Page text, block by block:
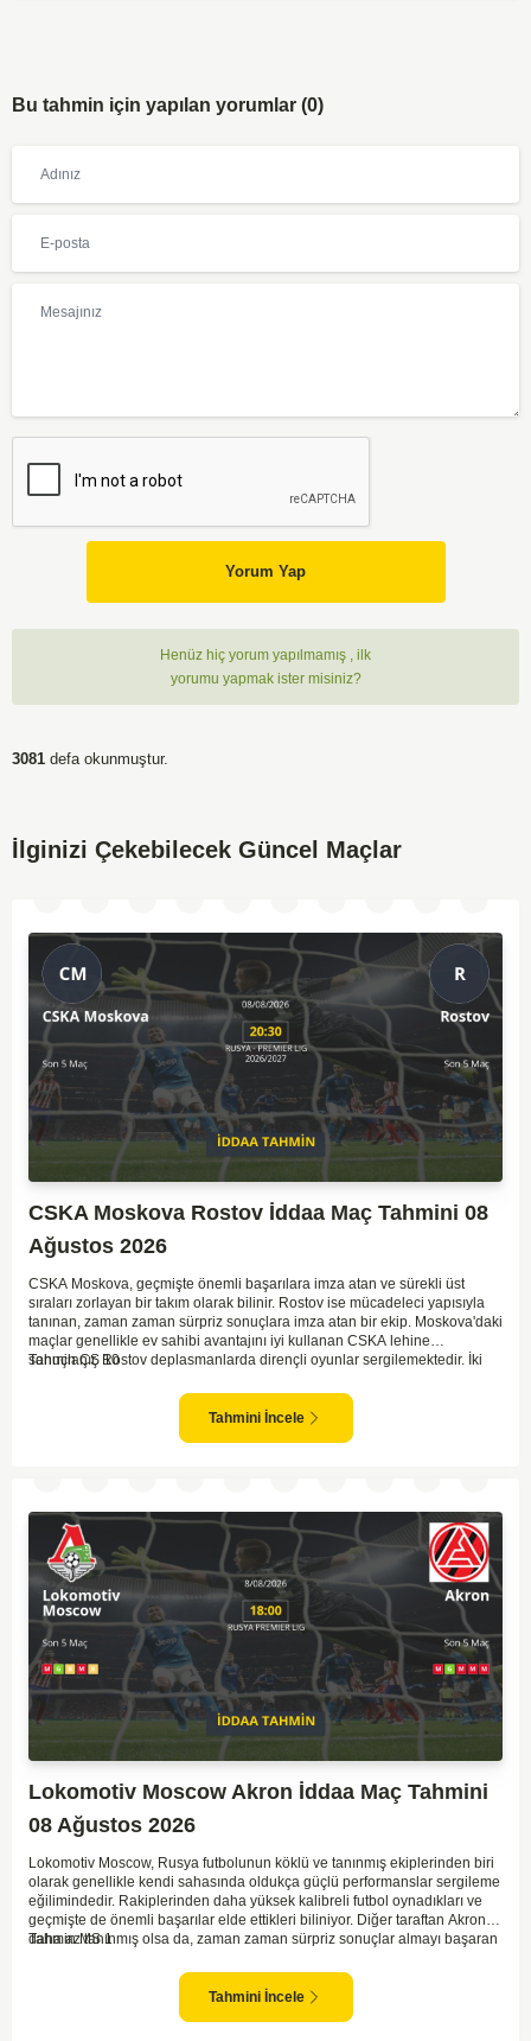
Bu tahmin için yapılan yorumlar (0)
Yorum Yap
Henüz hiç yorum yapılmamış , ilk
yorumu yapmak ister misiniz?
3081 defa okunmuştur.
İlginizi Çekebilecek Güncel Maçlar
CSKA Moskova Rostov İddaa Maç Tahmini 08
Ağustos 2026
CSKA Moskova, geçmişte önemli başarılara imza atan ve sürekli üst
sıraları zorlayan bir takım olarak bilinir. Rostov ise mücadeleci yapısıyla
tanınan, zaman zaman sürpriz sonuçlara imza atan bir ekip. Moskova'daki
maçlar genellikle ev sahibi avantajını iyi kullanan CSKA lehine
sonuçlanır. Rostov deplasmanlarda dirençli oyunlar sergilemektedir. İki
göstermektedir. CSKA'nın evinde oynayacak olması ve genel istatistikler
göz önüne alındığında, CSKA'nın sahasında kolay kolay puan
kaybetmeyeceğini söyleyebiliriz.
Tahmin ÇŞ 10
Tahmini İncele
Lokomotiv Moscow Akron İddaa Maç Tahmini
08 Ağustos 2026
Lokomotiv Moscow, Rusya futbolunun köklü ve tanınmış ekiplerinden biri
olarak genellikle kendi sahasında oldukça güçlü performanslar sergileme
eğilimindedir. Rakiplerinden daha yüksek kalibreli futbol oynadıkları ve
geçmişte de önemli başarılar elde ettikleri biliniyor. Diğer taraftan Akron,
daha az tanınmış olsa da, zaman zaman sürpriz sonuçlar almayı başaran
ve güçlü ekipler karşısında istikrarlı bir performans sergilemekte
zorlanabilirler. Lokomotiv Moscow'un mevcut form durumunun ve evinde
oynama avantajının, bu karşılaşmada belirleyici olması muhtemel
Tahmin MS 1
Tahmini İncele